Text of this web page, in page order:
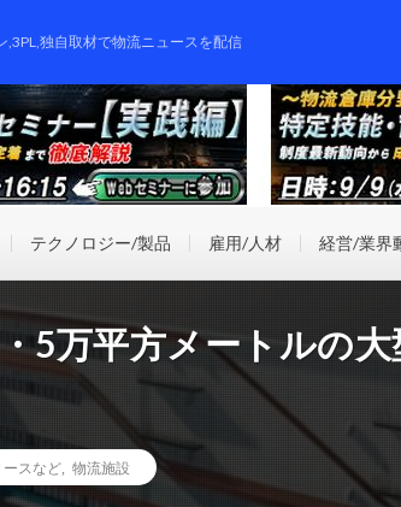
,3PL,独自取材で物流ニュースを配信
テクノロジー/製品 雇用/人材 経営/業界
5万平方メートルの大
ースなど 物流施設